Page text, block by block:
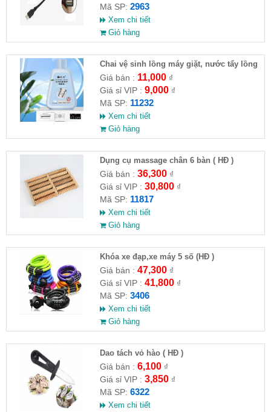
Mã SP: 2963
Xem chi tiết
Giỏ hàng
Chai vệ sinh lồng máy giặt, nước tẩy lồng
máy giặt CLEANING FLUID
Giá bán : 11,000₫
Giá sỉ VIP : 9,000₫
Mã SP: 11232
Xem chi tiết
Giỏ hàng
Dụng cụ massage chân 6 bàn ( HĐ )
Giá bán : 36,300₫
Giá sỉ VIP : 30,800₫
Mã SP: 11817
Xem chi tiết
Giỏ hàng
Khóa xe đạp,xe máy 5 số (HĐ )
Giá bán : 47,300₫
Giá sỉ VIP : 41,800₫
Mã SP: 3406
Xem chi tiết
Giỏ hàng
Dao tách vỏ hào ( HĐ )
Giá bán : 6,100₫
Giá sỉ VIP : 3,850₫
Mã SP: 6322
Xem chi tiết